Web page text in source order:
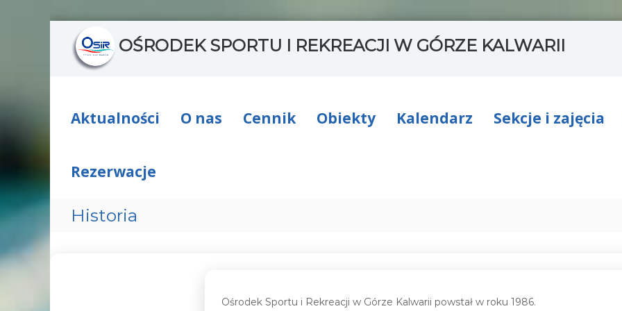
n
t
OŚRODEK SPORTU I REKREACJI W GÓRZE KALWARII
Aktualności O nas Cennik Obiekty Kalendarz Sekcje i zajęcia
Rezerwacje
Historia
Ośrodek Sportu i Rekreacji w Górze Kalwarii powstał w roku 1986.